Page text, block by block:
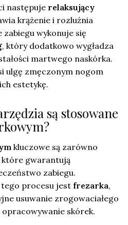
następuje relaksujący
krążenie i rozluźnia
zabiegu wykonuje się
, który dodatkowo wygładza
martwego naskórka.
ulgę zmęczonym nogom
estetykę.
są stosowane
kluczowe są zarówno
które gwarantują
zabiegu.
procesu jest frezarka,
usuwanie zrogowaciałego
skórek.